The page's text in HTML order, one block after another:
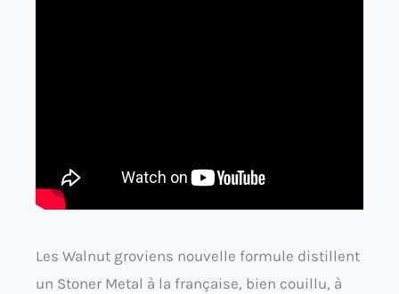
Les Walnut groviens nouvelle formule distillent
un Stoner Metal à la française, bien couillu, à